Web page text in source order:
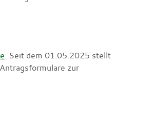
. Seit dem 01.05.2025 stellt
Antragsformulare zur